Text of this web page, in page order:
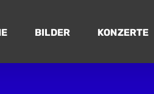
BILDER KONZERTE